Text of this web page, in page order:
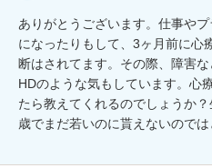
ありがとうございます。仕事や
になったりもして、3ヶ月前に心
断はされてます。その際、障害
HDのような気もしています。心
たら教えてくれるのでしょうか
歳でまだ若いのに貰えないのでは